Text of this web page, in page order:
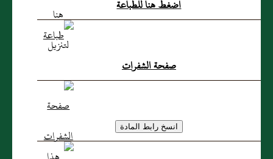
اضغط هنا للطباعة
صفحة الشفرات